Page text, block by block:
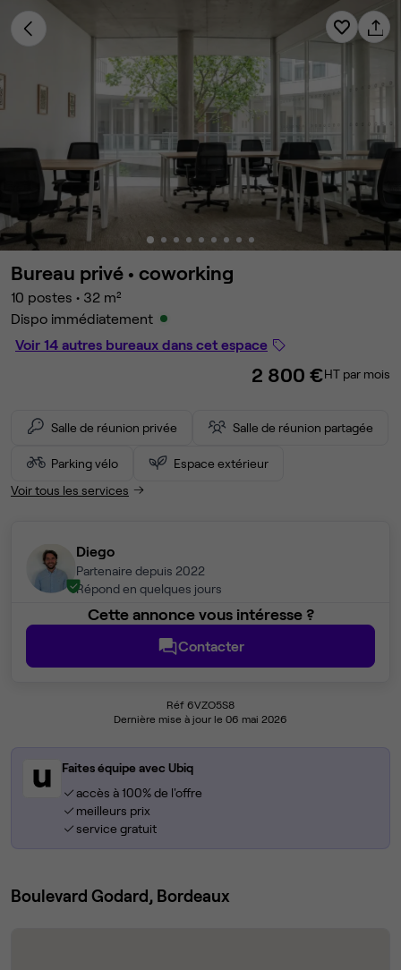
Bureau privé • coworking
10 postes • 32 m²
Dispo immédiatement
Voir 14 autres bureaux dans cet espace
2 800 €HT par mois
Salle de réunion privée Salle de réunion partagée
Parking vélo
Espace extérieur
Voir tous les services
Diego
Partenaire depuis 2022
Répond en quelques jours
Cette annonce vous intéresse ?
Contacter
Réf 6VZO5S8
Dernière mise à jour le 06 mai 2026
Faites équipe avec Ubiq
accès à 100% de l'offre
meilleurs prix
service gratuit
Boulevard Godard, Bordeaux